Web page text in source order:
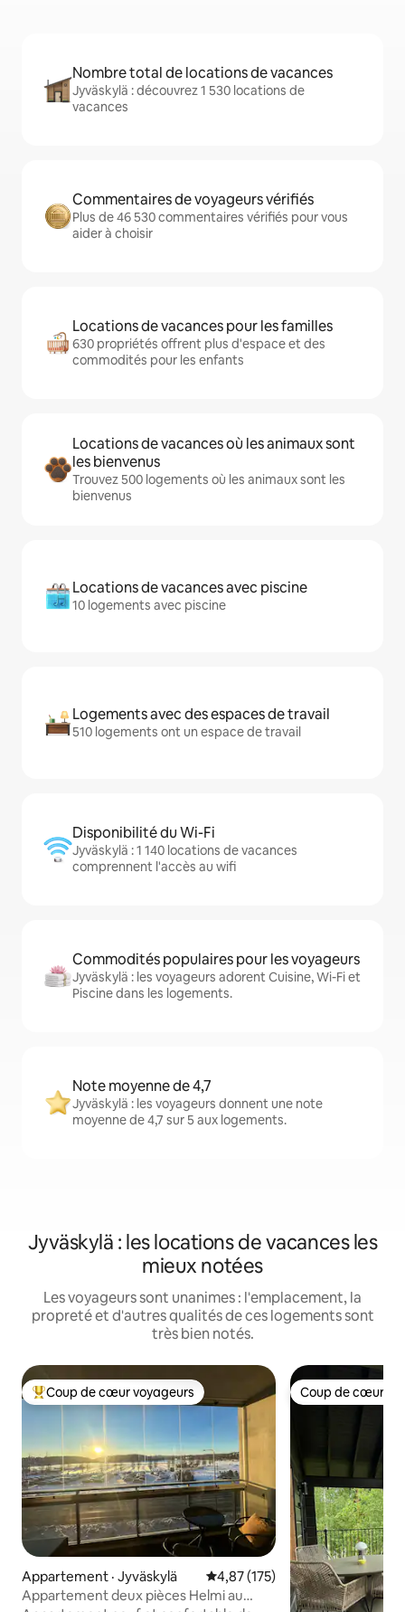
Nombre total de locations de vacances
Jyväskylä : découvrez 1 530 locations de
vacances
Commentaires de voyageurs vérifiés
Plus de 46 530 commentaires vérifiés pour vous
aider à choisir
Locations de vacances pour les familles
630 propriétés offrent plus d'espace et des
commodités pour les enfants
Locations de vacances où les animaux sont
les bienvenus
Trouvez 500 logements où les animaux sont les
bienvenus
Locations de vacances avec piscine
10 logements avec piscine
Logements avec des espaces de travail
510 logements ont un espace de travail
Disponibilité du Wi-Fi
Jyväskylä : 1 140 locations de vacances
comprennent l'accès au wifi
Commodités populaires pour les voyageurs
Jyväskylä : les voyageurs adorent Cuisine, Wi-Fi et
Piscine dans les logements.
Note moyenne de 4,7
Jyväskylä : les voyageurs donnent une note
moyenne de 4,7 sur 5 aux logements.
Jyväskylä : les locations de vacances les
mieux notées
Les voyageurs sont unanimes : l'emplacement, la
propreté et d'autres qualités de ces logements sont
très bien notés.
Coup de cœur voyageurs parmi les plus aimés
Coup de cœur voyageurs
Appartement · Jyväskylä Note moyenne de 4,87 sur 5,
4,87 (175)
Appartement deux pièces Helmi au
Coup de cœur
Coup de cœur